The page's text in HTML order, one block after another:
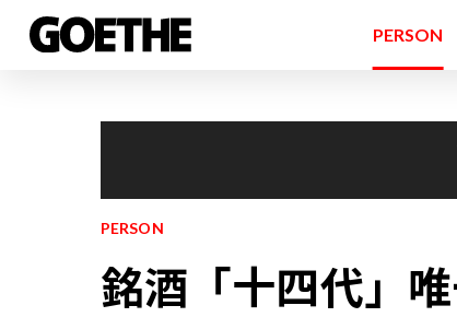
PERSON
PERSON
銘酒「十四代」